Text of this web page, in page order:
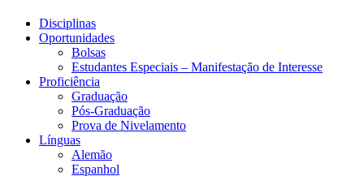
Disciplinas
Oportunidades
Bolsas
Estudantes Especiais – Manifestação de Interesse
Proficiência
Graduação
Pós-Graduação
Prova de Nivelamento
Línguas
Alemão
Espanhol